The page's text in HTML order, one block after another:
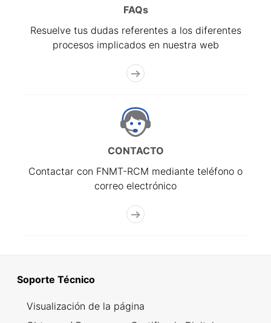
FAQs
Resuelve tus dudas referentes a los diferentes
procesos implicados en nuestra web
CONTACTO
Contactar con FNMT-RCM mediante teléfono o
correo electrónico
Soporte Técnico
Visualización de la página